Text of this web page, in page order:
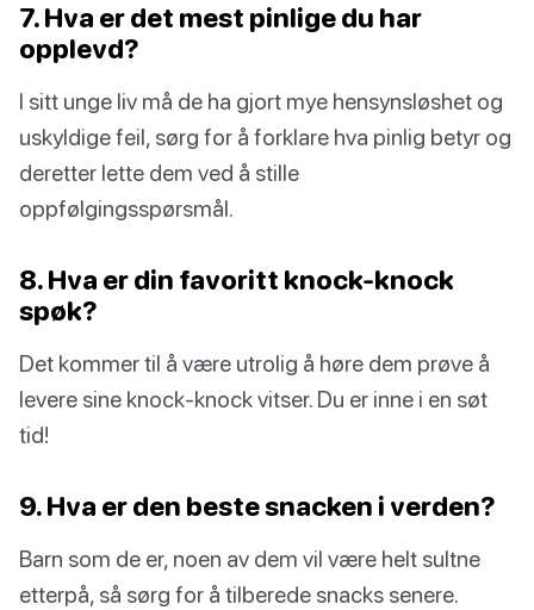
7. Hva er det mest pinlige du har
opplevd?
I sitt unge liv må de ha gjort mye hensynsløshet og
uskyldige feil, sørg for å forklare hva pinlig betyr og
deretter lette dem ved å stille
oppfølgingsspørsmål.
8. Hva er din favoritt knock-knock
spøk?
Det kommer til å være utrolig å høre dem prøve å
levere sine knock-knock vitser. Du er inne i en søt
tid!
9. Hva er den beste snacken i verden?
Barn som de er, noen av dem vil være helt sultne
etterpå, så sørg for å tilberede snacks senere.